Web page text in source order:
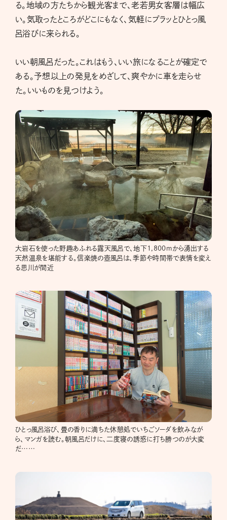
る。地域の方たちから観光客まで、老若男女客層は幅広
い。気取ったところがどこにもなく、気軽にプラッとひとっ風
呂浴びに来られる。
いい朝風呂だった。これはもう、いい旅になることが確定で
ある。予想以上の発見をめざして、爽やかに車を走らせ
た。いいものを見つけよう。
大岩石を使った野趣あふれる露天風呂で、地下1,800mから湧出する
天然温泉を堪能する。信楽焼の壺風呂は、季節や時間帯で表情を変え
る思川が間近
ひとっ風呂浴び、畳の香りに満ちた休憩処でいちごソーダを飲みなが
ら、マンガを読む。朝風呂だけに、二度寝の誘惑に打ち勝つのが大変
だ……